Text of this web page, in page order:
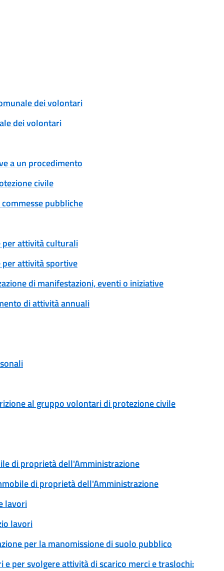
dei volontari
dei volontari
a un procedimento
civile
pubbliche
per attività culturali
per attività sportive
di manifestazioni, eventi o iniziative
di attività annuali
al gruppo volontari di protezione civile
di proprietà dell'Amministrazione
di proprietà dell'Amministrazione
lavori
lavori
per la manomissione di suolo pubblico
per svolgere attività di scarico merci e traslochi: